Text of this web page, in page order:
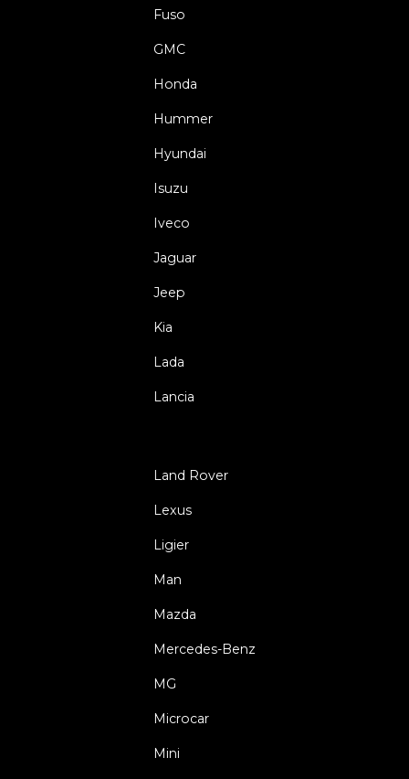
Fuso
GMC
Honda
Hummer
Hyundai
Isuzu
Iveco
Jaguar
Jeep
Kia
Lada
Lancia
Land Rover
Lexus
Ligier
Man
Mazda
Mercedes-Benz
MG
Microcar
Mini